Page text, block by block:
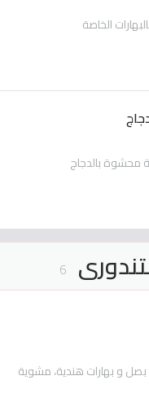
الخاصة
6
و بهارات هندية، مشوية